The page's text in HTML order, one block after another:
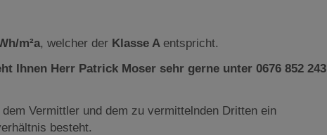
m²a, welcher der Klasse A entspricht.
Ihnen Herr Patrick Moser sehr gerne unter 0676 852 243
Vermittler und dem zu vermittelnden Dritten ein
besteht.